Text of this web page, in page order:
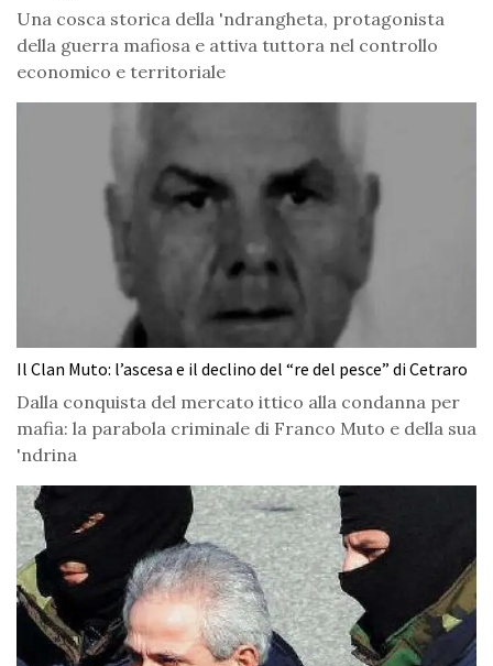
Una cosca storica della 'ndrangheta, protagonista
della guerra mafiosa e attiva tuttora nel controllo
economico e territoriale
Il Clan Muto: l’ascesa e il declino del “re del pesce” di Cetraro
Dalla conquista del mercato ittico alla condanna per
mafia: la parabola criminale di Franco Muto e della sua
'ndrina